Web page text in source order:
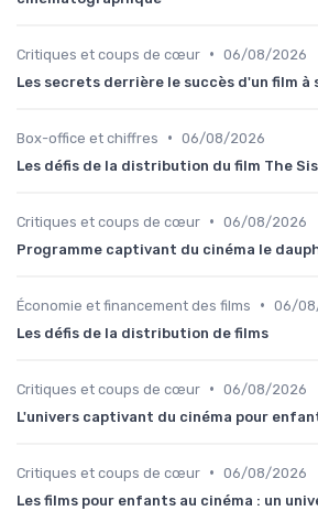
Critiques et coups de cœur • 06/08/2026
Les secrets derrière le succès d'un film à
Box-office et chiffres • 06/08/2026
Les défis de la distribution du film The
Critiques et coups de cœur • 06/08/2026
Programme captivant du cinéma le
Économie et financement des films • 06/
Les défis de la distribution de films
Critiques et coups de cœur • 06/08/2026
L'univers captivant du cinéma pour
Critiques et coups de cœur • 06/08/2026
Les films pour enfants au cinéma : un